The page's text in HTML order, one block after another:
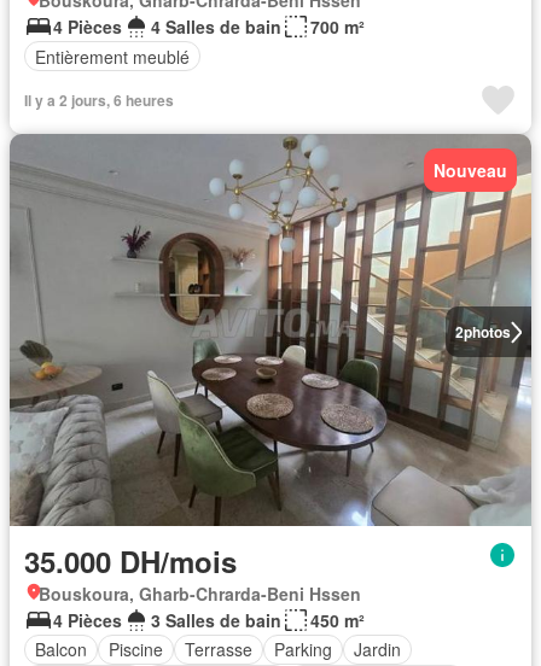
4 Pièces
4 Salles de bain
700 m²
Entièrement meublé
Il y a 2 jours, 6 heures
2photos
Nouveau
35.000 DH/mois
Bouskoura, Gharb-Chrarda-Beni Hssen
4 Pièces
3 Salles de bain
450 m²
Balcon
Piscine Terrasse Parking
Jardin